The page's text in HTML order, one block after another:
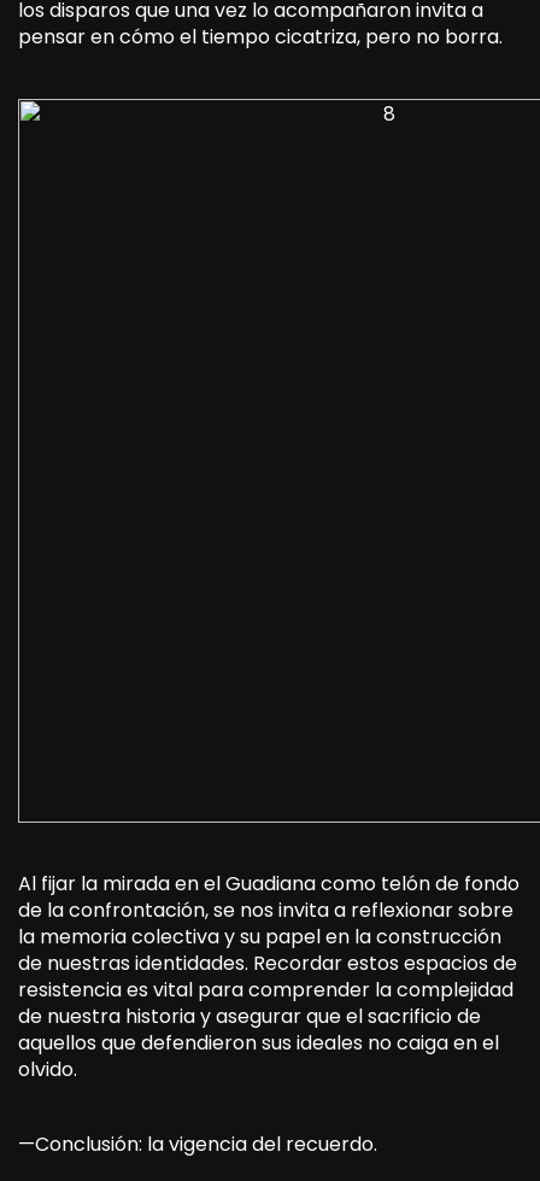
los disparos que una vez lo acompañaron invita a
pensar en cómo el tiempo cicatriza, pero no borra.
Al fijar la mirada en el Guadiana como telón de fondo
de la confrontación, se nos invita a reflexionar sobre
la memoria colectiva y su papel en la construcción
de nuestras identidades. Recordar estos espacios de
resistencia es vital para comprender la complejidad
de nuestra historia y asegurar que el sacrificio de
aquellos que defendieron sus ideales no caiga en el
olvido.
—Conclusión: la vigencia del recuerdo.